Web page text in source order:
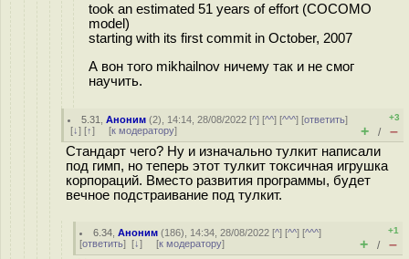
took an estimated 51 years of effort (COCOMO
model)
starting with its first commit in October, 2007
А вон того mikhailnov ничему так и не смог
научить.
5.31 ,Аноним (2), 14:14, 28/08/2022 [^] [^^] [^^^] [ответить]
[↓] [↑] [к модератору]
+3
+ / –
Стандарт чего? Ну и изначально тулкит написали
под гимп, но теперь этот тулкит токсичная игрушка
корпораций. Вместо развития программы, будет
вечное подстраивание под тулкит.
6.34 ,Аноним (186), 14:34, 28/08/2022 [^] [^^] [^^^]
[ответить] [↓] [к модератору]
+1
+ / –